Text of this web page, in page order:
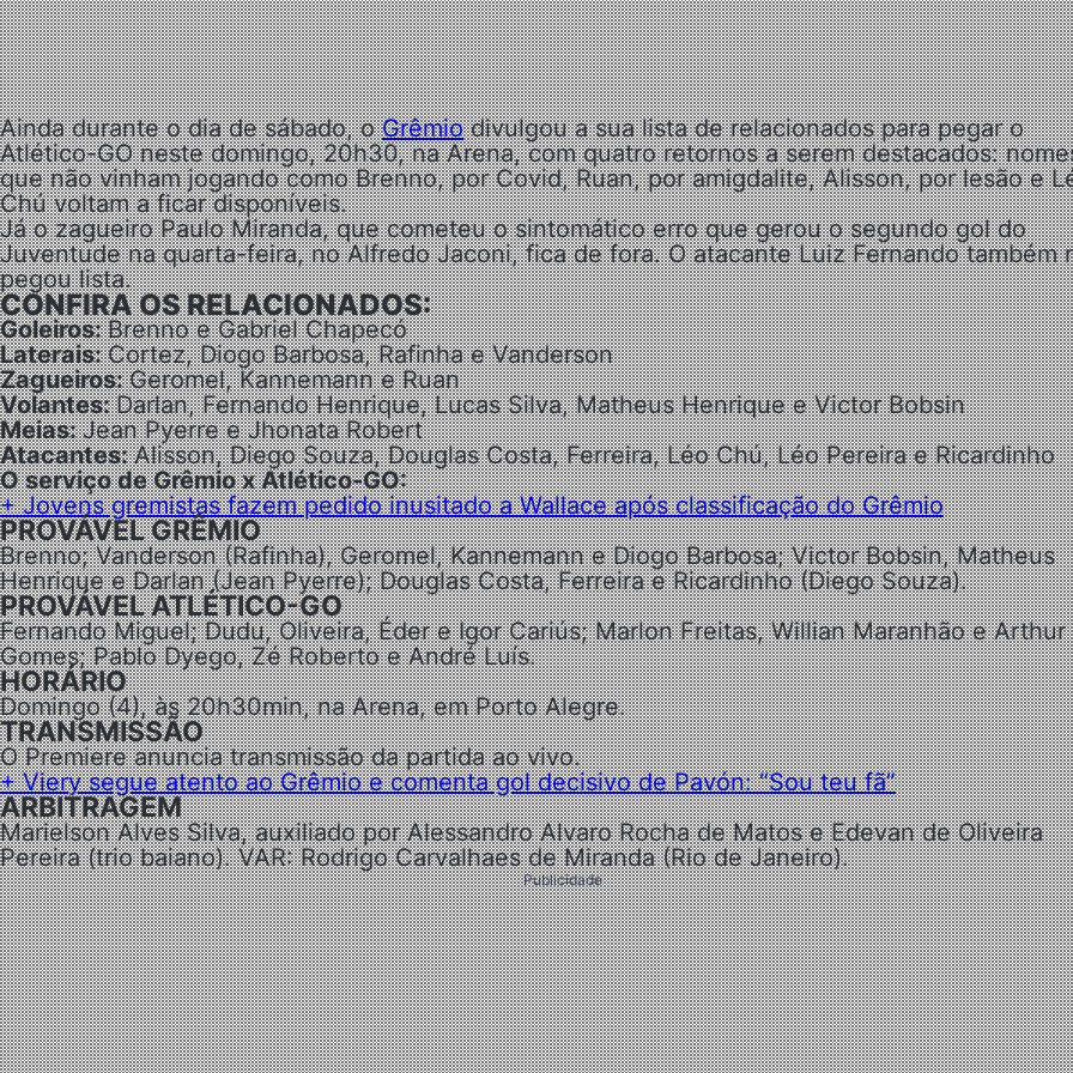
Ainda durante o dia de sábado, oGrêmiodivulgou a sua lista de relacionados para pegar o
Atlético-GO neste domingo, 20h30, na Arena, com quatro retornos a serem destacados:
que não vinham jogando como Brenno, por Covid, Ruan, por amigdalite, Alisson, por lesão e
Chú voltam a ficar disponíveis.
Já o zagueiro Paulo Miranda, que cometeu o sintomático erro que gerou o segundo gol do
Juventude na quarta-feira, no Alfredo Jaconi, fica de fora. O atacante Luiz Fernando também
pegou lista.
CONFIRA OS RELACIONADOS:
Goleiros:Brenno e Gabriel Chapecó
Laterais:Cortez, Diogo Barbosa, Rafinha e Vanderson
Zagueiros:Geromel, Kannemann e Ruan
Volantes:Darlan, Fernando Henrique, Lucas Silva, Matheus Henrique e Victor Bobsin
Meias:Jean Pyerre e Jhonata Robert
Atacantes:Alisson, Diego Souza, Douglas Costa, Ferreira, Léo Chú, Léo Pereira e Ricardinho
O serviço de Grêmio x Atlético-GO:
+ Jovens gremistas fazem pedido inusitado a Wallace após classificação do Grêmio
PROVÁVEL GRÊMIO
Brenno; Vanderson (Rafinha), Geromel, Kannemann e Diogo Barbosa; Victor Bobsin, Matheus
Henrique e Darlan (Jean Pyerre); Douglas Costa, Ferreira e Ricardinho (Diego Souza).
PROVÁVEL ATLÉTICO-GO
Fernando Miguel; Dudu, Oliveira, Éder e Igor Cariús; Marlon Freitas, Willian Maranhão e Arthur
Gomes; Pablo Dyego, Zé Roberto e André Luís.
HORÁRIO
Domingo (4), às 20h30min, na Arena, em Porto Alegre.
TRANSMISSÃO
O Premiere anuncia transmissão da partida ao vivo.
+ Viery segue atento ao Grêmio e comenta gol decisivo de Pavón: “Sou teu fã”
ARBITRAGEM
Marielson Alves Silva, auxiliado por Alessandro Alvaro Rocha de Matos e Edevan de Oliveira
Pereira (trio baiano). VAR: Rodrigo Carvalhaes de Miranda (Rio de Janeiro).
Publicidade